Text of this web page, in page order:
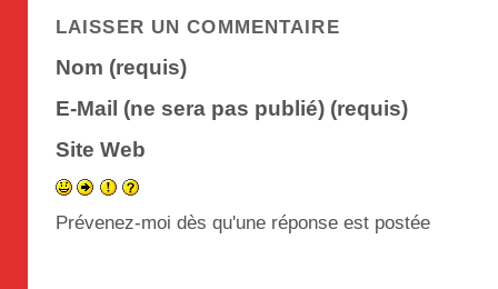
LAISSER UN COMMENTAIRE
Nom (requis)
E-Mail (ne sera pas publié) (requis)
Site Web
Prévenez-moi dès qu'une réponse est postée